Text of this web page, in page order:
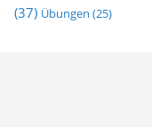
(37) Übungen (25)